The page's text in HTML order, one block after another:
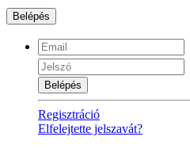
Belépés
Belépés
Regisztráció
Elfelejtette jelszavát?